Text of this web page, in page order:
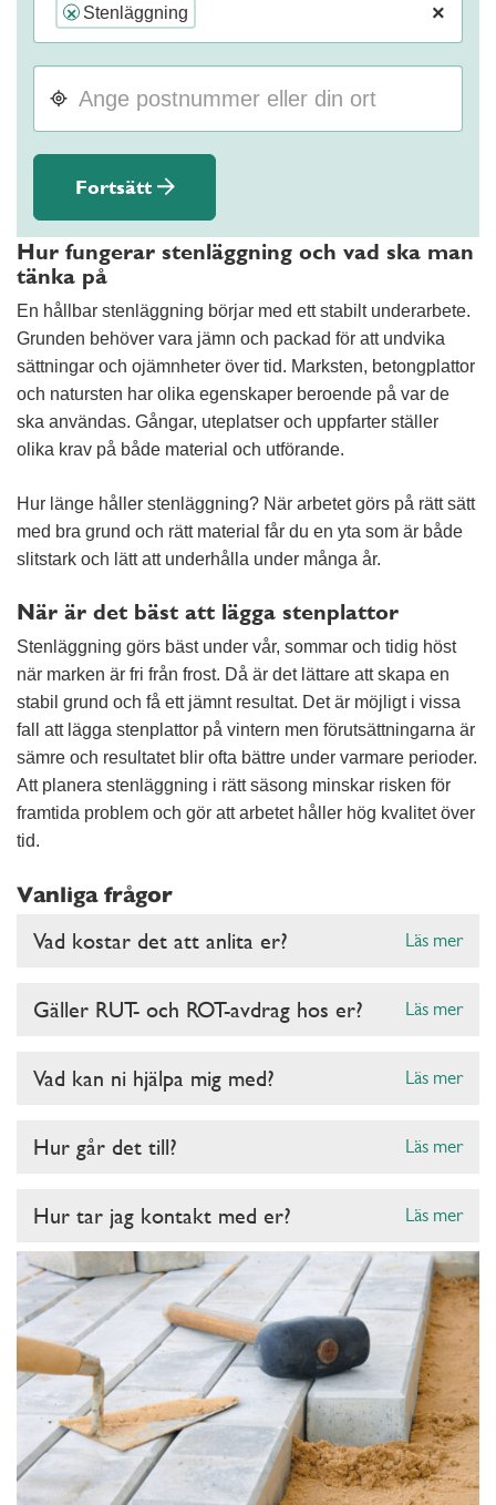
×
× Stenläggning
Fortsätt
Hur fungerar stenläggning och vad ska man
tänka på
En hållbar stenläggning börjar med ett stabilt underarbete.
Grunden behöver vara jämn och packad för att undvika
sättningar och ojämnheter över tid. Marksten, betongplattor
och natursten har olika egenskaper beroende på var de
ska användas. Gångar, uteplatser och uppfarter ställer
olika krav på både material och utförande.
Hur länge håller stenläggning? När arbetet görs på rätt sätt
med bra grund och rätt material får du en yta som är både
slitstark och lätt att underhålla under många år.
När är det bäst att lägga stenplattor
Stenläggning görs bäst under vår, sommar och tidig höst
när marken är fri från frost. Då är det lättare att skapa en
stabil grund och få ett jämnt resultat. Det är möjligt i vissa
fall att lägga stenplattor på vintern men förutsättningarna är
sämre och resultatet blir ofta bättre under varmare perioder.
Att planera stenläggning i rätt säsong minskar risken för
framtida problem och gör att arbetet håller hög kvalitet över
tid.
Vanliga frågor
Vad kostar det att anlita er? Läs mer
Gäller RUT- och ROT-avdrag hos er? Läs mer
Vad kan ni hjälpa mig med? Läs mer
Hur går det till? Läs mer
Hur tar jag kontakt med er? Läs mer